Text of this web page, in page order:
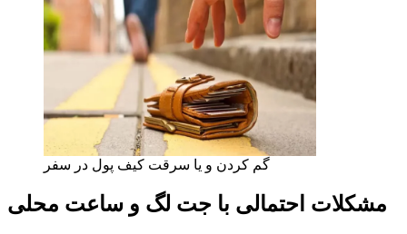
گم کردن و یا سرقت کیف پول در سفر
مشکلات احتمالی با جت لگ و ساعت محلی